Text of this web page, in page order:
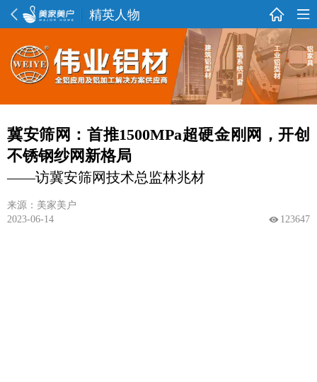
精英人物
冀安筛网：首推1500MPa超硬金刚网，开创
不锈钢纱网新格局
——访冀安筛网技术总监林兆材
来源：美家美户
2023-06-14
123647